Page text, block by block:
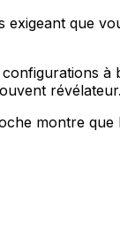
que
révélateur.
montre que